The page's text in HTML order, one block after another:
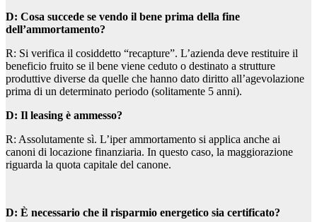
D: Cosa succede se vendo il bene prima della fine
dell’ammortamento?
R: Si verifica il cosiddetto “recapture”. L’azienda deve restituire il
beneficio fruito se il bene viene ceduto o destinato a strutture
produttive diverse da quelle che hanno dato diritto all’agevolazione
prima di un determinato periodo (solitamente 5 anni).
D: Il leasing è ammesso?
R: Assolutamente sì. L’iper ammortamento si applica anche ai
canoni di locazione finanziaria. In questo caso, la maggiorazione
riguarda la quota capitale del canone.
D: È necessario che il risparmio energetico sia certificato?